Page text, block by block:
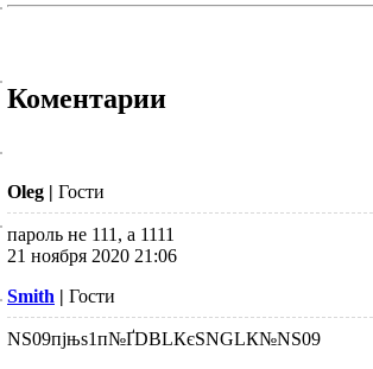
Коментарии
Oleg | Гости
пароль не 111, а 1111
21 ноября 2020 21:06
Smith | Гости
NS09пјњs1п№ҐDBLКєSNGLК№NS09